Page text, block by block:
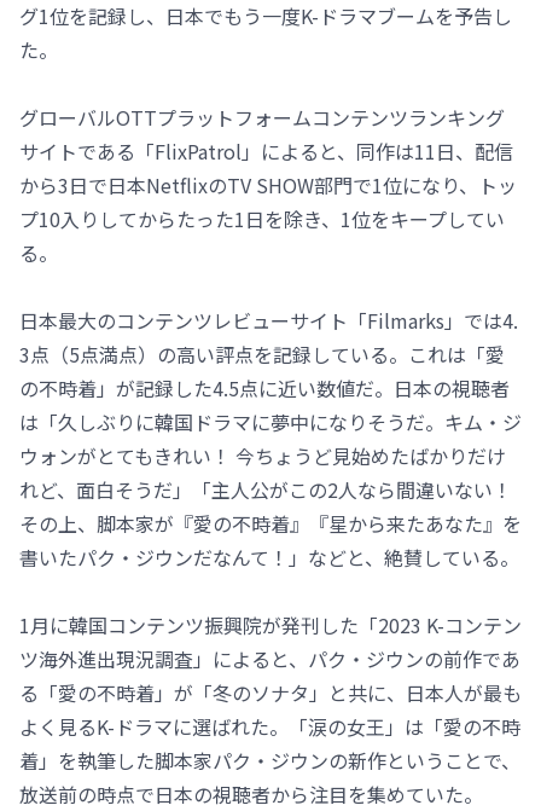
グ1位を記録し、日本でもう一度K-ドラマブームを予告し
た。
グローバルOTTプラットフォームコンテンツランキング
サイトである「FlixPatrol」によると、同作は11日、配信
から3日で日本NetflixのTV SHOW部門で1位になり、トッ
プ10入りしてからたった1日を除き、1位をキープしてい
る。
日本最大のコンテンツレビューサイト「Filmarks」では4.
3点（5点満点）の高い評点を記録している。これは「愛
の不時着」が記録した4.5点に近い数値だ。日本の視聴者
は「久しぶりに韓国ドラマに夢中になりそうだ。キム・ジ
ウォンがとてもきれい！ 今ちょうど見始めたばかりだけ
れど、面白そうだ」「主人公がこの2人なら間違いない！
その上、脚本家が『愛の不時着』『星から来たあなた』を
書いたパク・ジウンだなんて！」などと、絶賛している。
1月に韓国コンテンツ振興院が発刊した「2023 K-コンテン
ツ海外進出現況調査」によると、パク・ジウンの前作であ
る「愛の不時着」が「冬のソナタ」と共に、日本人が最も
よく見るK-ドラマに選ばれた。「涙の女王」は「愛の不時
着」を執筆した脚本家パク・ジウンの新作ということで、
放送前の時点で日本の視聴者から注目を集めていた。